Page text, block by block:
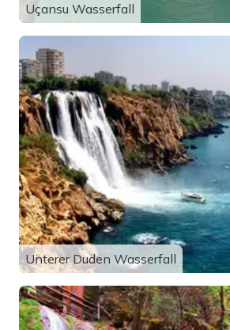
Uçansu Wasserfall
Unterer Duden Wasserfall